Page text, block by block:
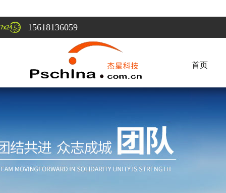
15618136059
首页